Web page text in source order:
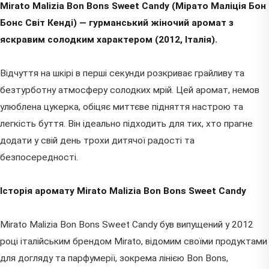
Mirato Malizia Bon Bons Sweet Candy (Мірато Маліція Бон
Бонс Світ Кенді) — гурманський жіночий аромат з
яскравим солодким характером (2012, Італія).
Відчуття на шкірі в перші секунди розкриває грайливу та
безтурботну атмосферу солодких мрій. Цей аромат, немов
улюблена цукерка, обіцяє миттєве підняття настрою та
легкість буття. Він ідеально підходить для тих, хто прагне
додати у свій день трохи дитячої радості та
безпосередності.
Історія аромату Mirato Malizia Bon Bons Sweet Candy
Mirato Malizia Bon Bons Sweet Candy був випущений у 2012
році італійським брендом Mirato, відомим своїми продуктами
для догляду та парфумерії, зокрема лінією Bon Bons,